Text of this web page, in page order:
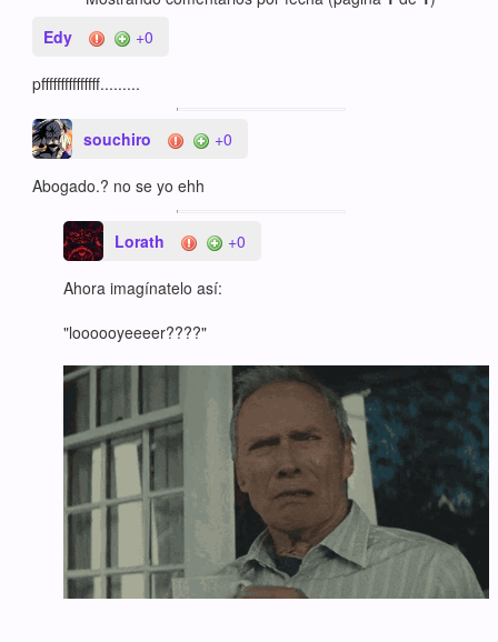
Edy
+0
pfffffffffffffff.........
souchiro +0
Abogado.? no se yo ehh
Lorath +0
Ahora imagínatelo así:
"loooooyeeeer????"